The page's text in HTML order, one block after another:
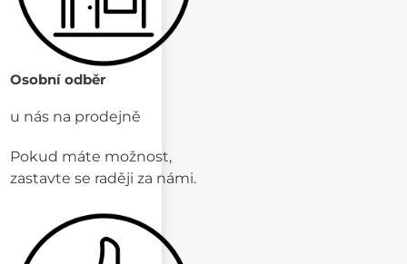
Osobní odběr
u nás na prodejně
Pokud máte možnost,
zastavte se raději za námi.